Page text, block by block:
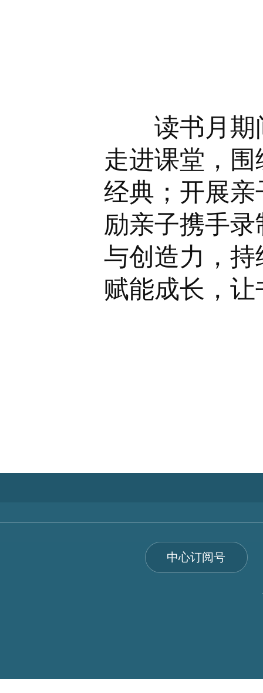
读书月期
走进课堂，
经典；开展
励亲子携手
与创造力，
赋能成长，
中心订阅号